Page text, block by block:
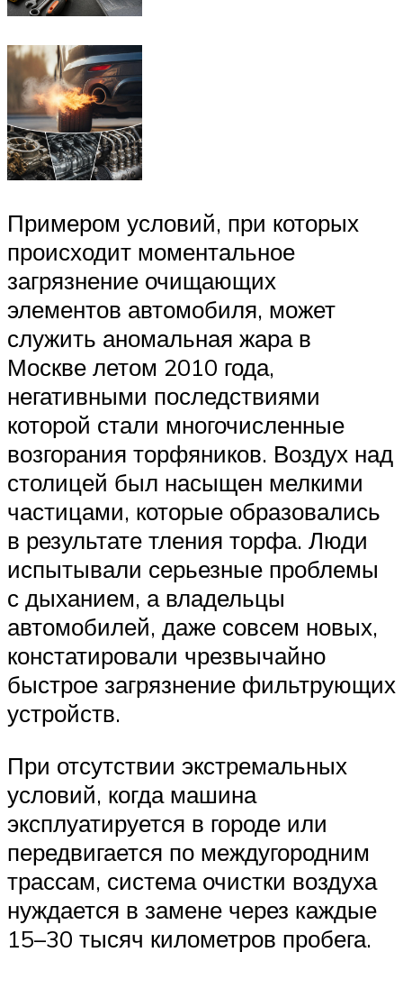
Примером условий, при которых
происходит моментальное
загрязнение очищающих
элементов автомобиля, может
служить аномальная жара в
Москве летом 2010 года,
негативными последствиями
которой стали многочисленные
возгорания торфяников. Воздух над
столицей был насыщен мелкими
частицами, которые образовались
в результате тления торфа. Люди
испытывали серьезные проблемы
с дыханием, а владельцы
автомобилей, даже совсем новых,
констатировали чрезвычайно
быстрое загрязнение фильтрующих
устройств.
При отсутствии экстремальных
условий, когда машина
эксплуатируется в городе или
передвигается по междугородним
трассам, система очистки воздуха
нуждается в замене через каждые
15–30 тысяч километров пробега.